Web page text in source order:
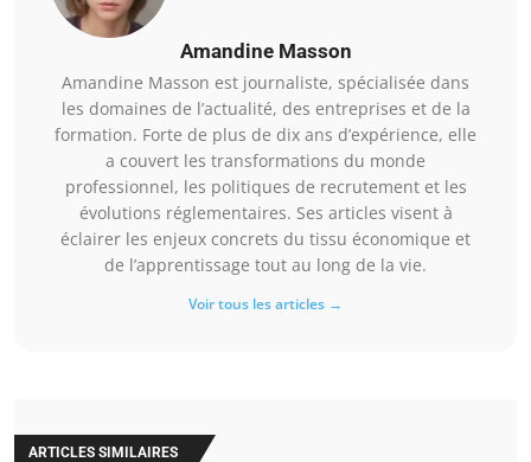
Amandine Masson
Amandine Masson est journaliste, spécialisée dans
les domaines de l’actualité, des entreprises et de la
formation. Forte de plus de dix ans d’expérience, elle
a couvert les transformations du monde
professionnel, les politiques de recrutement et les
évolutions réglementaires. Ses articles visent à
éclairer les enjeux concrets du tissu économique et
de l’apprentissage tout au long de la vie.
Voir tous les articles →
ARTICLES SIMILAIRES